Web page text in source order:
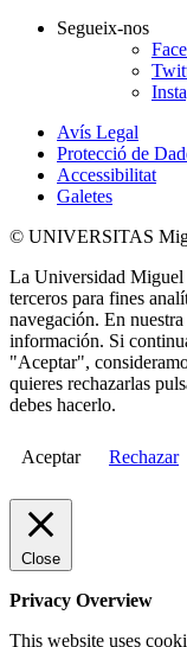
Segueix-nos
Avís Legal
Protecció de
Accessibilitat
Galetes
© UNIVERSITAS
La Universidad Miguel
terceros para fines
navegación. En nuestra
información. Si
"Aceptar",
quieres rechazarlas
debes hacerlo.
Aceptar Rechazar
Close
Privacy Overview
This website uses